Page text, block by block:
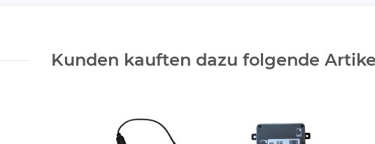
Kunden kauften dazu folgende